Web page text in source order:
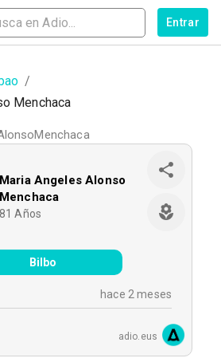
Entrar
/
Menchaca
Maria Angeles Alonso
Menchaca
81 Años
Bilbo
hace 2 meses
adio.eus